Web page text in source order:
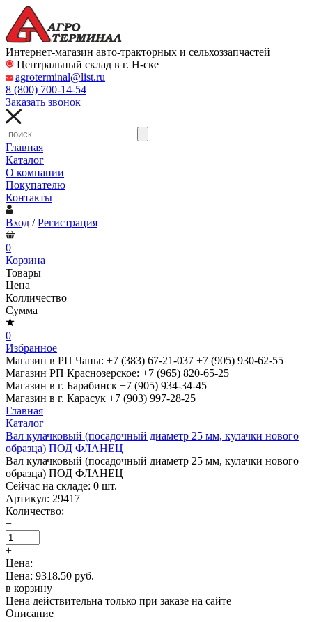
Интернет-магазин авто-тракторных и сельхоззапчастей
Центральный склад в г. Н-ске
agroterminal@list.ru
8 (800) 700-14-54
Заказать звонок
Главная
Каталог
О компании
Покупателю
Контакты
Вход /Регистрация
0
Корзина
Товары
Цена
Колличество
Сумма
0
Избранное
Магазин в РП Чаны: +7 (383) 67-21-037 +7 (905) 930-62-55
Магазин РП Краснозерское: +7 (965) 820-65-25
Магазин в г. Барабинск +7 (905) 934-34-45
Магазин в г. Карасук +7 (903) 997-28-25
Главная
Каталог
Вал кулачковый (посадочный диаметр 25 мм, кулачки нового
образца) ПОД ФЛАНЕЦ
Вал кулачковый (посадочный диаметр 25 мм, кулачки нового
образца) ПОД ФЛАНЕЦ
Сейчас на складе: 0 шт.
Артикул: 29417
Количество:
−
+
Цена:
Цена: 9318.50 руб.
в корзину
Цена действительна только при заказе на сайте
Описание